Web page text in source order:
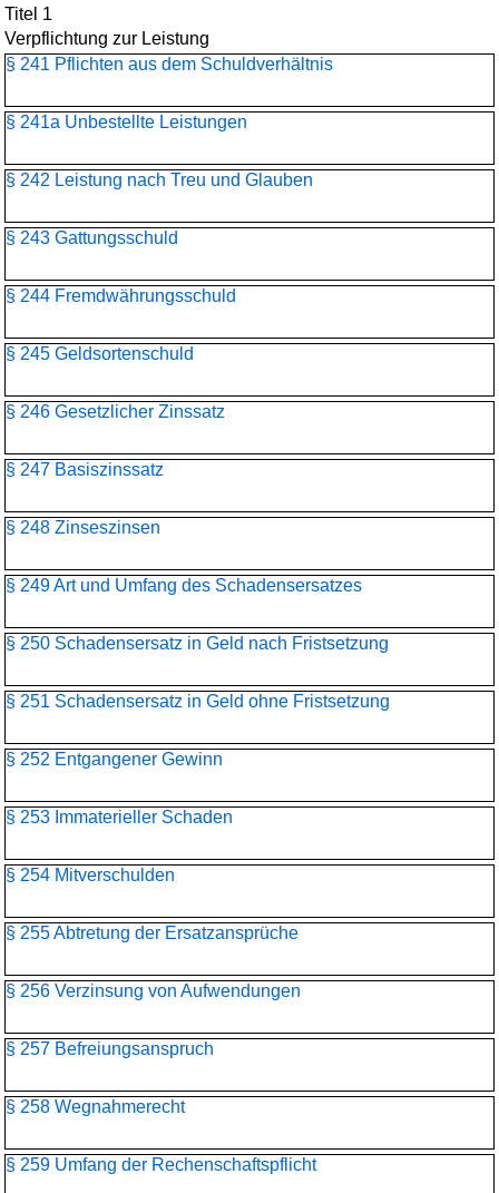
Titel 1
Verpflichtung zur Leistung
§ 241 Pflichten aus dem Schuldverhältnis
§ 241a Unbestellte Leistungen
§ 242 Leistung nach Treu und Glauben
§ 243 Gattungsschuld
§ 244 Fremdwährungsschuld
§ 245 Geldsortenschuld
§ 246 Gesetzlicher Zinssatz
§ 247 Basiszinssatz
§ 248 Zinseszinsen
§ 249 Art und Umfang des Schadensersatzes
§ 250 Schadensersatz in Geld nach Fristsetzung
§ 251 Schadensersatz in Geld ohne Fristsetzung
§ 252 Entgangener Gewinn
§ 253 Immaterieller Schaden
§ 254 Mitverschulden
§ 255 Abtretung der Ersatzansprüche
§ 256 Verzinsung von Aufwendungen
§ 257 Befreiungsanspruch
§ 258 Wegnahmerecht
§ 259 Umfang der Rechenschaftspflicht